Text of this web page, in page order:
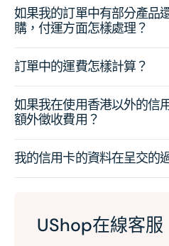
如果我的訂單中有部分產品
購，付運方面怎樣處理？
訂單中的運費怎樣計算？
如果我在使用香港以外的信
額外徵收費用？
我的信用卡的資料在呈交的
UShop在線客服